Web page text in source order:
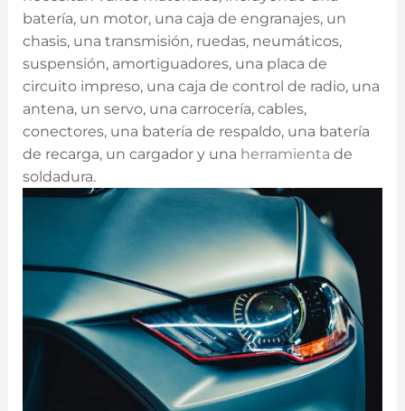
batería, un motor, una caja de engranajes, un
chasis, una transmisión, ruedas, neumáticos,
suspensión, amortiguadores, una placa de
circuito impreso, una caja de control de radio, una
antena, un servo, una carrocería, cables,
conectores, una batería de respaldo, una batería
de recarga, un cargador y una herramienta de
soldadura.